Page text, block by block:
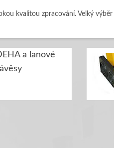
kvalitou zpracování. Velký výběr
a lanové